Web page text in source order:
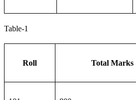
Table-1
Roll Total Marks